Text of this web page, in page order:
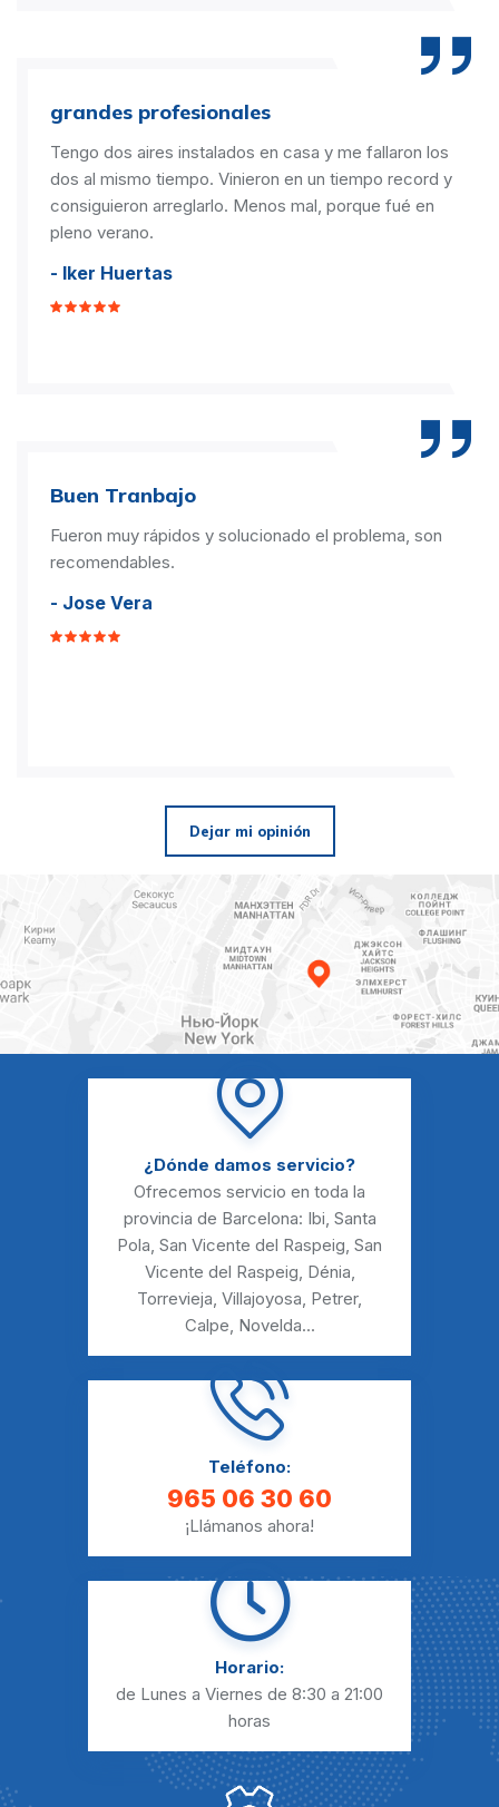
grandes profesionales
Tengo dos aires instalados en casa y me fallaron los
dos al mismo tiempo. Vinieron en un tiempo record y
consiguieron arreglarlo. Menos mal, porque fué en
pleno verano.
- Iker Huertas
Buen Tranbajo
Fueron muy rápidos y solucionado el problema, son
recomendables.
- Jose Vera
Dejar mi opinión
¿Dónde damos servicio?
Ofrecemos servicio en toda la
provincia de Barcelona: Ibi, Santa
Pola, San Vicente del Raspeig, San
Vicente del Raspeig, Dénia,
Torrevieja, Villajoyosa, Petrer,
Calpe, Novelda...
Teléfono:
965 06 30 60
¡Llámanos ahora!
Horario:
de Lunes a Viernes de 8:30 a 21:00
horas